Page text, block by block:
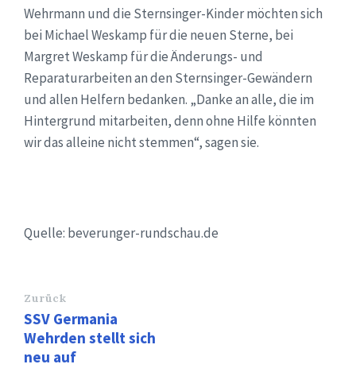
Wehrmann und die Sternsinger-Kinder möchten sich
bei Michael Weskamp für die neuen Sterne, bei
Margret Weskamp für die Änderungs- und
Reparaturarbeiten an den Sternsinger-Gewändern
und allen Helfern bedanken. „Danke an alle, die im
Hintergrund mitarbeiten, denn ohne Hilfe könnten
wir das alleine nicht stemmen“, sagen sie.
Quelle: beverunger-rundschau.de
Zurück
SSV Germania
Wehrden stellt sich
neu auf